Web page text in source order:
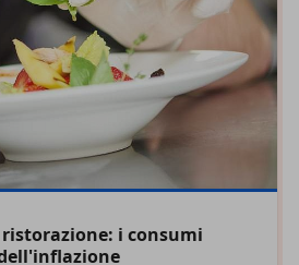
i consumi